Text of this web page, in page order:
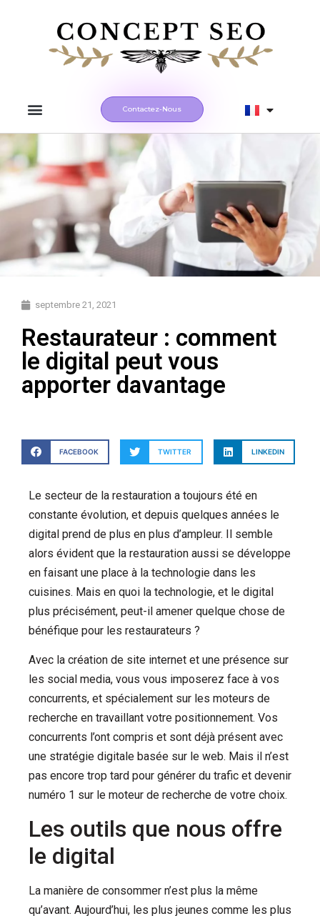
Contactez-Nous
septembre 21, 2021
Restaurateur : comment
le digital peut vous
apporter davantage
FACEBOOK TWITTER LINKEDIN
Le secteur de la restauration a toujours été en
constante évolution, et depuis quelques années le
digital prend de plus en plus d’ampleur. Il semble
alors évident que la restauration aussi se développe
en faisant une place à la technologie dans les
cuisines. Mais en quoi la technologie, et le digital
plus précisément, peut-il amener quelque chose de
bénéfique pour les restaurateurs ?
Avec la création de site internet et une présence sur
les social media, vous vous imposerez face à vos
concurrents, et spécialement sur les moteurs de
recherche en travaillant votre positionnement. Vos
concurrents l’ont compris et sont déjà présent avec
une stratégie digitale basée sur le web. Mais il n’est
pas encore trop tard pour générer du trafic et devenir
numéro 1 sur le moteur de recherche de votre choix.
Les outils que nous offre
le digital
La manière de consommer n’est plus la même
qu’avant. Aujourd’hui, les plus jeunes comme les plus